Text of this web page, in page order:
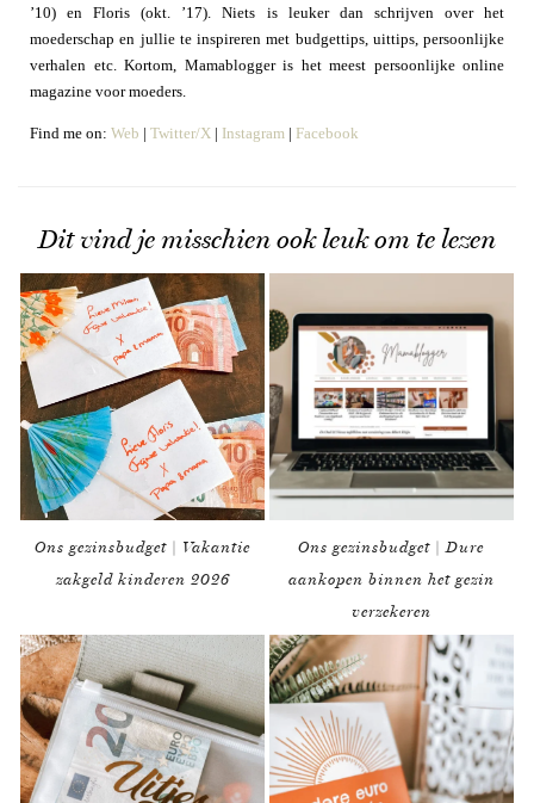
’10) en Floris (okt. ’17). Niets is leuker dan schrijven over het
moederschap en jullie te inspireren met budgettips, uittips, persoonlijke
verhalen etc. Kortom, Mamablogger is het meest persoonlijke online
magazine voor moeders.
Find me on: Web | Twitter/X | Instagram | Facebook
Dit vind je misschien ook leuk om te lezen
Ons gezinsbudget | Vakantie
zakgeld kinderen 2026
Ons gezinsbudget | Dure
aankopen binnen het gezin
verzekeren